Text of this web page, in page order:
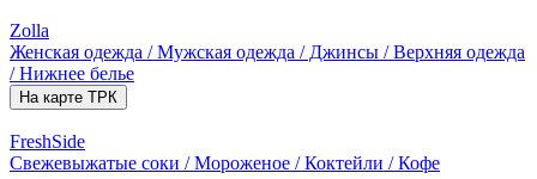
Zolla
Женская одежда / Мужская одежда / Джинсы / Верхняя одежда
/ Нижнее белье
На карте ТРК
FreshSide
Свежевыжатые соки / Мороженое / Коктейли / Кофе